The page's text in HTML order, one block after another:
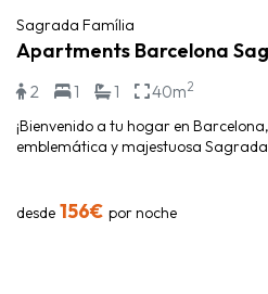
Sagrada Família
Apartments Barcelona
2 1 1 40m2
¡Bienvenido a tu hogar en
emblemática y majestuosa
desde 156€ por noche